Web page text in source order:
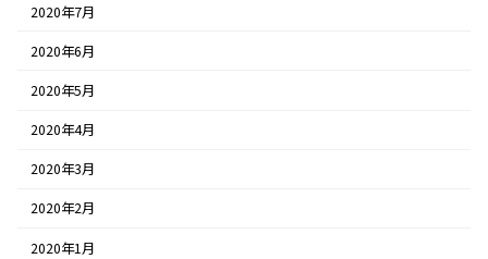
2020年7月
2020年6月
2020年5月
2020年4月
2020年3月
2020年2月
2020年1月